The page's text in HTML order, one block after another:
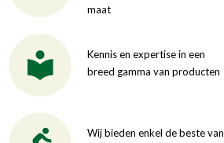
maat
Kennis en expertise in een
breed gamma van producten
Wij bieden enkel de beste van